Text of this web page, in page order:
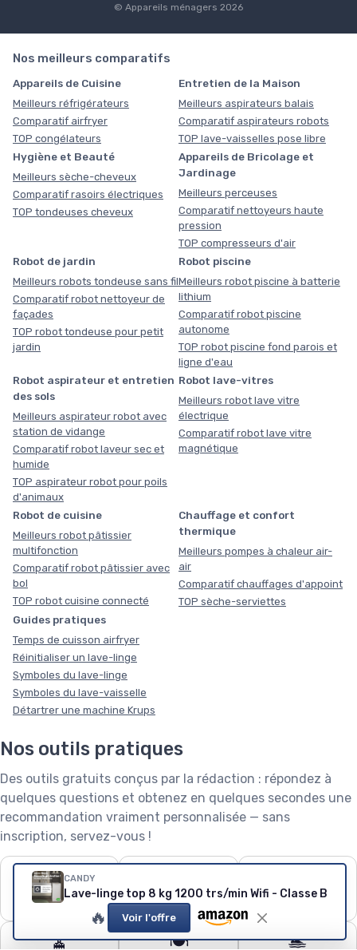
CANDY
Lave-linge top 8 kg 1200 trs/min Wifi - Classe B
🔥 Voir l'offre
© Appareils ménagers 2026
Nos meilleurs comparatifs
Appareils de Cuisine
Meilleurs réfrigérateurs
Comparatif airfryer
TOP congélateurs
Entretien de la Maison
Meilleurs aspirateurs balais
Comparatif aspirateurs robots
TOP lave-vaisselles pose libre
Hygiène et Beauté
Meilleurs sèche-cheveux
Comparatif rasoirs électriques
TOP tondeuses cheveux
Appareils de Bricolage et
Jardinage
Meilleurs perceuses
Comparatif nettoyeurs haute
pression
TOP compresseurs d'air
Robot de jardin
Meilleurs robots tondeuse sans fil
Comparatif robot nettoyeur de
façades
TOP robot tondeuse pour petit
jardin
Robot piscine
Meilleurs robot piscine à batterie
lithium
Comparatif robot piscine
autonome
TOP robot piscine fond parois et
ligne d'eau
Robot aspirateur et entretien
des sols
Meilleurs aspirateur robot avec
station de vidange
Comparatif robot laveur sec et
humide
TOP aspirateur robot pour poils
d'animaux
Robot lave-vitres
Meilleurs robot lave vitre
électrique
Comparatif robot lave vitre
magnétique
Robot de cuisine
Meilleurs robot pâtissier
multifonction
Comparatif robot pâtissier avec
bol
TOP robot cuisine connecté
Chauffage et confort
thermique
Meilleurs pompes à chaleur air-
air
Comparatif chauffages d'appoint
TOP sèche-serviettes
Guides pratiques
Temps de cuisson airfryer
Réinitialiser un lave-linge
Symboles du lave-linge
Symboles du lave-vaisselle
Détartrer une machine Krups
Nos outils pratiques
Des outils gratuits conçus par la rédaction : répondez à
quelques questions et obtenez en quelques secondes une
recommandation vraiment personnalisée — sans
inscription, servez-vous !
❄️
Puissance de
climatiseur
Capacité de lave-
linge
Robot tondeuse : le
🧹 🍽️ 🏊